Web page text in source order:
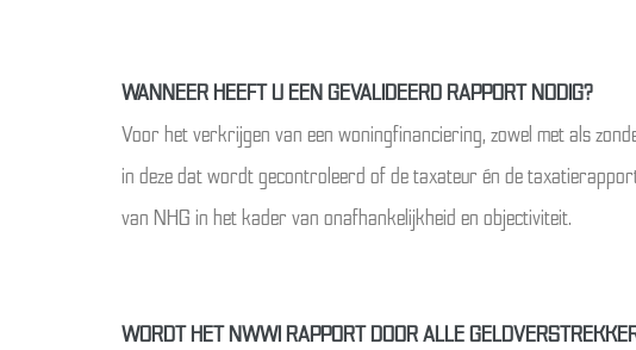
WANNEER HEEFT U EEN GEVALIDEERD RAPPORT NODIG?
Voor het verkrijgen van een woningfinanciering, zowel met als
in deze dat wordt gecontroleerd of de taxateur én de
van NHG in het kader van onafhankelijkheid en objectiviteit.
WORDT HET NWWI RAPPORT DOOR ALLE